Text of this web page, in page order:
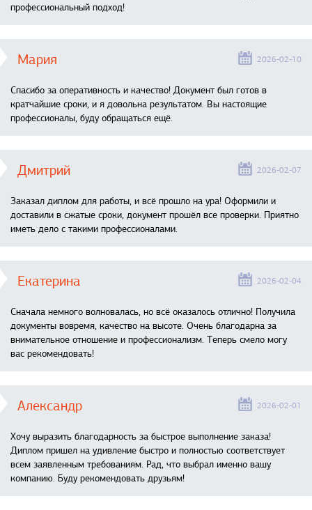
профессиональный подход!
Мария 2026-02-10
Спасибо за оперативность и качество! Документ был готов в
кратчайшие сроки, и я довольна результатом. Вы настоящие
профессионалы, буду обращаться ещё.
Дмитрий 2026-02-07
Заказал диплом для работы, и всё прошло на ура! Оформили и
доставили в сжатые сроки, документ прошёл все проверки. Приятно
иметь дело с такими профессионалами.
Екатерина 2026-02-04
Сначала немного волновалась, но всё оказалось отлично! Получила
документы вовремя, качество на высоте. Очень благодарна за
внимательное отношение и профессионализм. Теперь смело могу
вас рекомендовать!
Александр 2026-02-01
Хочу выразить благодарность за быстрое выполнение заказа!
Диплом пришел на удивление быстро и полностью соответствует
всем заявленным требованиям. Рад, что выбрал именно вашу
компанию. Буду рекомендовать друзьям!